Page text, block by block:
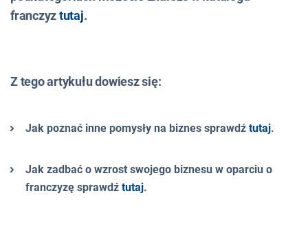
franczyztutaj.
Z tego artykułu dowiesz się:
Jak poznać inne pomysły na biznes sprawdź tutaj.
Jak zadbać o wzrost swojego biznesu w oparciu o
franczyzę sprawdź tutaj.